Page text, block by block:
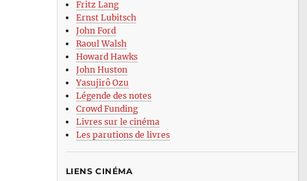
Fritz Lang
Ernst Lubitsch
John Ford
Raoul Walsh
Howard Hawks
John Huston
Yasujirô Ozu
Légende des notes
Crowd Funding
Livres sur le cinéma
Les parutions de livres
LIENS CINÉMA